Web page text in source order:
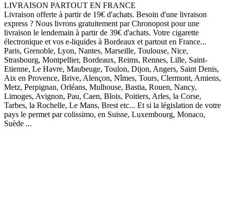
LIVRAISON PARTOUT EN FRANCE
Livraison offerte à partir de 19€ d'achats. Besoin d'une livraison
express ? Nous livrons gratuitement par Chronopost pour une
livraison le lendemain à partir de 39€ d'achats. Votre cigarette
électronique et vos e-liquides à Bordeaux et partout en France...
Paris, Grenoble, Lyon, Nantes, Marseille, Toulouse, Nice,
Strasbourg, Montpellier, Bordeaux, Reims, Rennes, Lille, Saint-
Etienne, Le Havre, Maubeuge, Toulon, Dijon, Angers, Saint Denis,
Aix en Provence, Brive, Alençon, Nîmes, Tours, Clermont, Amiens,
Metz, Perpignan, Orléans, Mulhouse, Bastia, Rouen, Nancy,
Limoges, Avignon, Pau, Caen, Blois, Poitiers, Arles, la Corse,
Tarbes, la Rochelle, Le Mans, Brest etc... Et si la législation de votre
pays le permet par colissimo, en Suisse, Luxembourg, Monaco,
Suède ...